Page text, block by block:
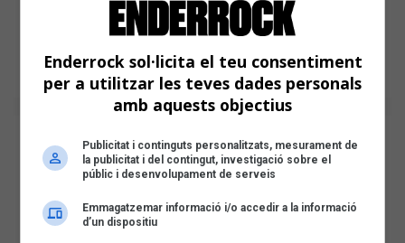
Enderrock sol·licita el teu consentiment
per a utilitzar les teves dades personals
amb aquests objectius
Publicitat i continguts personalitzats, mesurament de
la publicitat i del contingut, investigació sobre el
públic i desenvolupament de serveis
Emmagatzemar informació i/o accedir a la informació
d’un dispositiu